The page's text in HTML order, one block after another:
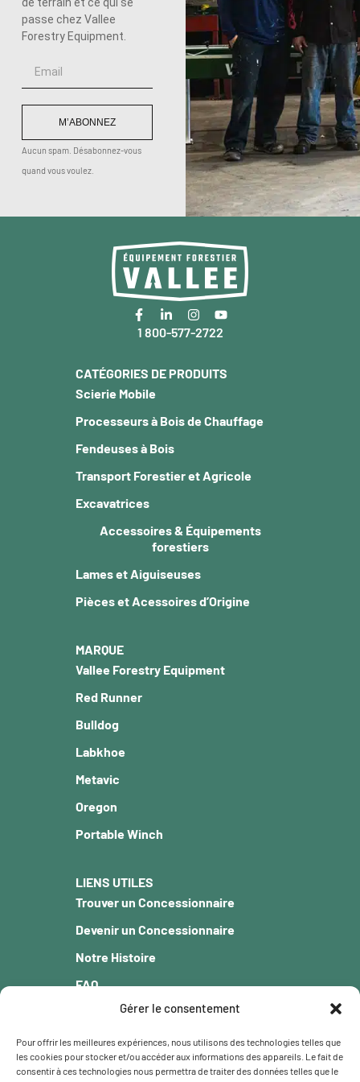
Gérer le consentement
Pour offrir les meilleures expériences, nous utilisons des technologies telles que
les cookies pour stocker et/ou accéder aux informations des appareils. Le fait de
consentir à ces technologies nous permettra de traiter des données telles que le
passe chez Vallee
Forestry Equipment.
M’ABONNEZ
Aucun spam. Désabonnez-vous
quand vous voulez.
1 800-577-2722
CATÉGORIES DE PRODUITS
Scierie Mobile
Processeurs à Bois de Chauffage
Fendeuses à Bois
Transport Forestier et Agricole
Excavatrices
Accessoires & Équipements
forestiers
Lames et Aiguiseuses
Pièces et Acessoires d’Origine
MARQUE
Vallee Forestry Equipment
Red Runner
Bulldog
Labkhoe
Metavic
Oregon
Portable Winch
LIENS UTILES
Trouver un Concessionnaire
Devenir un Concessionnaire
Notre Histoire
FAQ
Garantie
Carrière